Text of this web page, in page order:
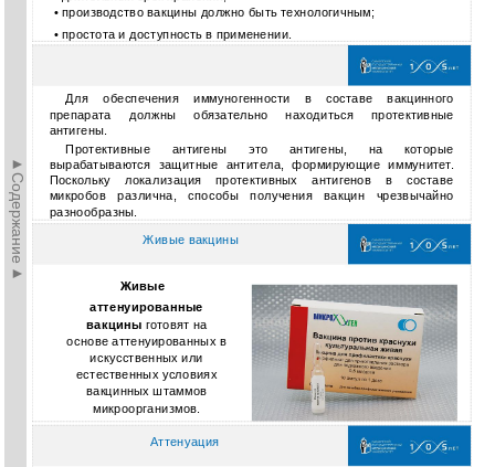
►Содержание►
• производство вакцины должно быть технологичным;
• простота и доступность в применении.
Для обеспечения иммуногенности в составе вакцинного
препарата должны обязательно находиться протективные
антигены.
Протективные антигены это антигены, на которые
вырабатываются защитные антитела, формирующие иммунитет.
Поскольку локализация протективных антигенов в составе
микробов различна, способы получения вакцин чрезвычайно
разнообразны.
Живые вакцины
Живые
аттенуированные
вакцины готовят на
основе аттенуированных в
искусственных или
естественных условиях
вакцинных штаммов
микроорганизмов.
Аттенуация